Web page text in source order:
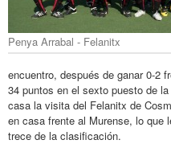
Penya Arrabal - Felanitx
encuentro, después de ganar 0-2
34 puntos en el sexto puesto de
casa la visita del Felanitx de
en casa frente al Murense, lo que
trece de la clasificación.